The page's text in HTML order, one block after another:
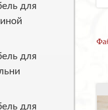
для
для
для